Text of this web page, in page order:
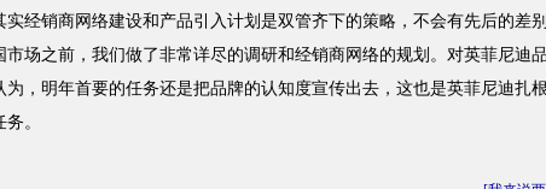
销商网络建设和产品引入计划是双管齐下的策略，不会有先后的差别
市场之前，我们做了非常详尽的调研和经销商网络的规划。对英菲尼迪
为，明年首要的任务还是把品牌的认知度宣传出去，这也是英菲尼迪扎
。